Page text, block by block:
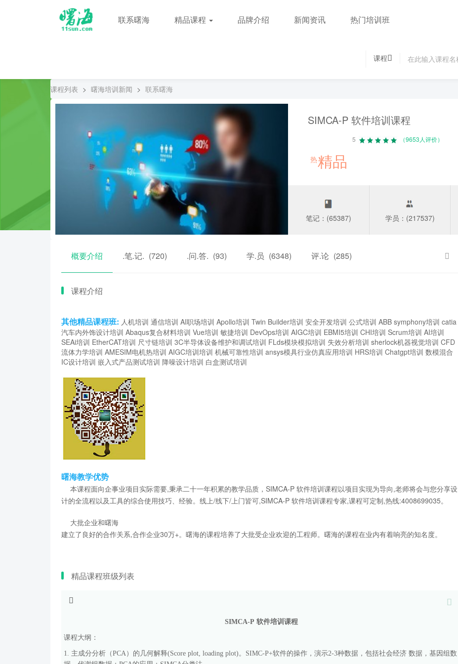
联系曙海 精品课程 品牌介绍 新闻资讯 热门培训班
课程
课程列表 > 曙海培训新闻 > 联系曙海
SIMCA-P 软件培训课程
5 （9653人评价）
热精品
笔记：(65387) 学员：(217537)
概要介绍 .笔.记. (720) .问.答. (93) 学.员 (6348) 评.论 (285)
课程介绍
其他精品课程班: 人机培训 通信培训 AI职场培训 Apollo培训 Twin Builder培训 安全开发培训 公式培训 ABB symphony培训 catia
汽车内外饰设计培训 Abaqus复合材料培训 Vue培训 敏捷培训 DevOps培训 AIGC培训 EBMI5培训 CHI培训 Scrum培训 AI培训
SEAi培训 EtherCAT培训 尺寸链培训 3C半导体设备维护和调试培训 FLds模块模拟培训 失效分析培训 sherlock机器视觉培训 CFD
流体力学培训 AMESIM电机热培训 AIGC培训培训 机械可靠性培训 ansys模具行业仿真应用培训 HRS培训 Chatgpt培训 数模混合
IC设计培训 嵌入式产品测试培训 降噪设计培训 白盒测试培训
曙海教学优势
本课程面向企事业项目实际需要,秉承二十一年积累的教学品质，SIMCA-P 软件培训课程以项目实现为导向,老师将会与您分享设
计的全流程以及工具的综合使用技巧、经验。线上/线下/上门皆可,SIMCA-P 软件培训课程专家,课程可定制,热线:4008699035。
大批企业和曙海
建立了良好的合作关系,合作企业30万+。曙海的课程培养了大批受企业欢迎的工程师。曙海的课程在业内有着响亮的知名度。
精品课程班级列表
SIMCA-P 软件培训课程
课程大纲：
1. 主成分分析（PCA）的几何解释(Score plot, loading plot)。 SIMC-P+软件的操作，演示2-3种数据，包括社会经济 数据，基因组数